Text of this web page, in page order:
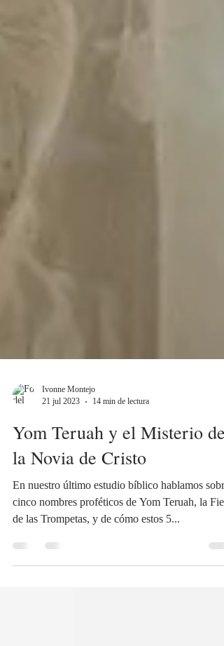
Ivonne Montejo
14 min de lectura
Yom Teruah y el Misterio de
la Novia de Cristo
cinco nombres proféticos de Yom Teruah, la
de las Trompetas, y de cómo estos 5...